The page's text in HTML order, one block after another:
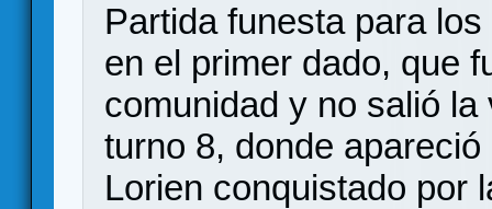
Partida funesta para
en el primer dado, que
comunidad y no salió
turno 8, donde
Lorien conquistado por